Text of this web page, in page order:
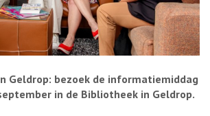
Geldrop: bezoek de informatiemiddag
in de Bibliotheek in Geldrop.